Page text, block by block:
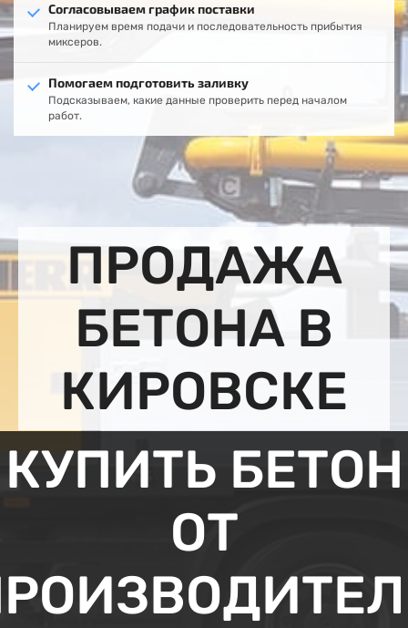
Согласовываем график поставки
Планируем время подачи и последовательность прибытия
миксеров.
Помогаем подготовить заливку
Подсказываем, какие данные проверить перед началом
работ.
ПРОДАЖА
БЕТОНА В
КИРОВСКЕ
КУПИТЬ БЕТОН
ОТ